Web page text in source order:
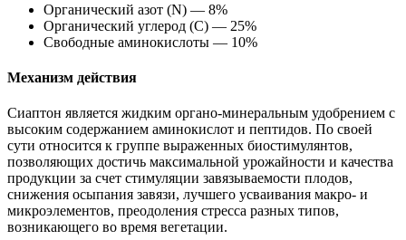
Органический азот (N) — 8%
Органический углерод (С) — 25%
Свободные аминокислоты — 10%
Механизм действия
Сиаптон является жидким органо-минеральным удобрением с
высоким содержанием аминокислот и пептидов. По своей
сути относится к группе выраженных биостимулянтов,
позволяющих достичь максимальной урожайности и качества
продукции за счет стимуляции завязываемости плодов,
снижения осыпания завязи, лучшего усваивания макро- и
микроэлементов, преодоления стресса разных типов,
возникающего во время вегетации.